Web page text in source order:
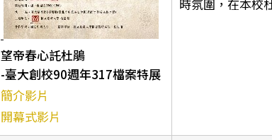
望帝春心託杜鵑
-臺大創校90週年317檔案特展
簡介影片
開幕式影片
時氛圍，在本校